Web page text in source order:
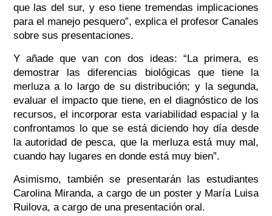
que las del sur, y eso tiene tremendas implicaciones
para el manejo pesquero”, explica el profesor Canales
sobre sus presentaciones.
Y añade que van con dos ideas: “La primera, es
demostrar las diferencias biológicas que tiene la
merluza a lo largo de su distribución; y la segunda,
evaluar el impacto que tiene, en el diagnóstico de los
recursos, el incorporar esta variabilidad espacial y la
confrontamos lo que se está diciendo hoy día desde
la autoridad de pesca, que la merluza está muy mal,
cuando hay lugares en donde está muy bien”.
Asimismo, también se presentarán las estudiantes
Carolina Miranda, a cargo de un poster y María Luisa
Ruilova, a cargo de una presentación oral.